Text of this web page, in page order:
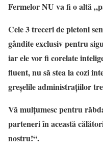
Fermelor NU va fi o altă
Cele 3 treceri de pietoni
gândite exclusiv pentru
iar ele vor fi corelate
fluent, nu să stea la cozi
greșelile administrațiilor
Vă mulțumesc pentru
parteneri în această
nostru!“.